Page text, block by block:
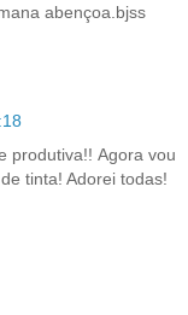
abençoa.bjss
produtiva!! Agora vou
tinta! Adorei todas!